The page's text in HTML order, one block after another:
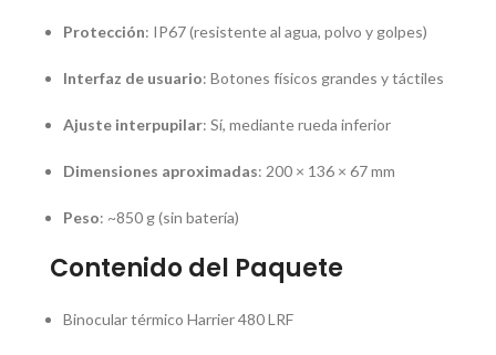
Protección: IP67 (resistente al agua, polvo y golpes)
Interfaz de usuario: Botones físicos grandes y táctiles
Ajuste interpupilar: Sí, mediante rueda inferior
Dimensiones aproximadas: 200 × 136 × 67 mm
Peso: ~850 g (sin batería)
Contenido del Paquete
Binocular térmico Harrier 480 LRF